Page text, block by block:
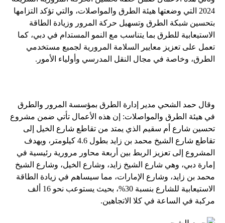
2024 التي وضعتها هيئة الطرق والمواصلات، والتي تؤكد التزامها
بتحسين شبكة الطرق وتسهيل حركة المرور وزيادة الطاقة
الاستيعابية للطرق بما يتناسب مع النمو المستدام في دبي، كما
تعمل على تعزيز معايير السلامة المرورية لجميع مستخدمي
الطرق، وخاصة في مجال النقل المدرسي وأولياء الأمور.
وقال حمد الشحي مدير إدارة الطرق بمؤسسة المرور والطرق
في هيئة الطرق والمواصلات: إن هذه الأعمال تأتي ضمن مشروع
تحسين شارع أم سقيم الذي يمتد من تقاطع شارع الخيل إلى
تقاطع شارع الشيخ محمد بن زايد بطول 4.6 كيلومتر، ويهدف
المشروع إلى تعزيز الربط بين أربعة محاور مرورية رئيسية في
إمارة دبي، وهي شارع الشيخ زايد، وشارع الخيل، وشارع الشيخ
محمد بن زايد، وشارع الإمارات، مما سيساهم في زيادة الطاقة
الاستيعابية للشارع بنسبة 30%، بحيث يستوعب نحو 16 ألف
مركبة في الساعة في كلا الاتجاهين.